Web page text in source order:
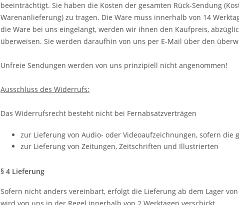
beeinträchtigt. Sie haben die Kosten der gesamten Rück-Sendung
Warenanlieferung) zu tragen. Die Ware muss innerhalb von 14
die Ware bei uns eingelangt, werden wir ihnen den Kaufpreis,
überweisen. Sie werden daraufhin von uns per E-Mail über den
Unfreie Sendungen werden von uns prinzipiell nicht angenommen!
Ausschluss des Widerrufs:
Das Widerrufsrecht besteht nicht bei Fernabsatzverträgen
zur Lieferung von Audio- oder Videoaufzeichnungen, sofern
zur Lieferung von Zeitungen, Zeitschriften und Illustrierten
§ 4 Lieferung
Sofern nicht anders vereinbart, erfolgt die Lieferung ab dem Lager